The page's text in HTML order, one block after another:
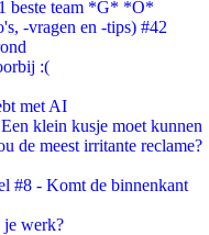
beste team *G* *O*
-vragen en -tips) #42
:(
met AI
klein kusje moet kunnen
de meest irritante reclame?
#8 - Komt de binnenkant
je werk?